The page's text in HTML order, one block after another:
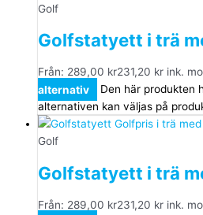
Golf
Golfstatyett i trä
Från: 289,00 kr231,20 kr ink.
alternativ
Den här produkten
alternativen kan väljas på
Golf
Golfstatyett i trä
Från: 289,00 kr231,20 kr ink.